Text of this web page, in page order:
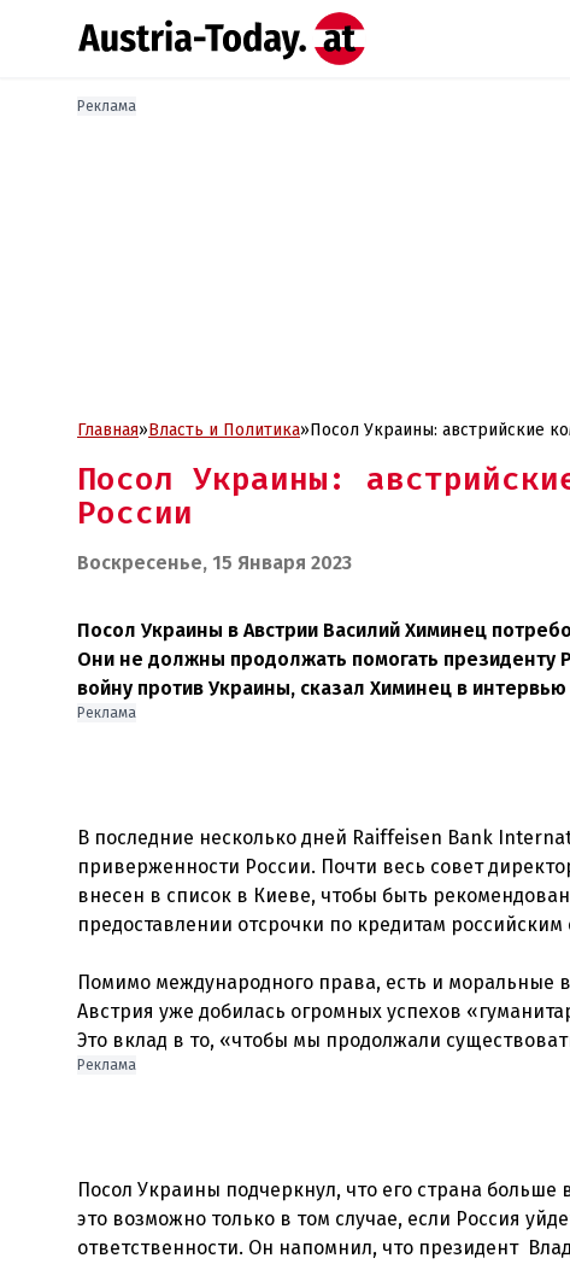
Реклама
Главная»Власть и Политика»Посол Украины: австрийские
Посол Украины:
России
Воскресенье, 15 Января 2023
Посол Украины в Австрии Василий Химинец
Они не должны продолжать помогать президенту
войну против Украины, сказал Химинец в
Реклама
В последние несколько дней Raiffeisen Bank
приверженности России. Почти весь совет
внесен в список в Киеве, чтобы быть
предоставлении отсрочки по кредитам российским
Помимо международного права, есть и моральные
Австрия уже добилась огромных успехов
Реклама
Посол Украины подчеркнул, что его страна
это возможно только в том случае, если Россия
ответственности. Он напомнил, что президент